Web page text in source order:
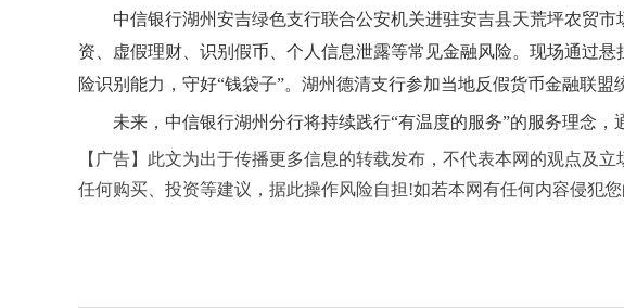
中信银行湖州安吉绿色支行联合公安机关进驻安吉县天荒坪农贸
资、虚假理财、识别假币、个人信息泄露等常见金融风险。现场通过
险识别能力，守好“钱袋子”。湖州德清支行参加当地反假货币金融联
未来，中信银行湖州分行将持续践行“有温度的服务”的服务理念
【广告】此文为出于传播更多信息的转载发布，不代表本网的观点及
任何购买、投资等建议，据此操作风险自担!如若本网有任何内容侵犯